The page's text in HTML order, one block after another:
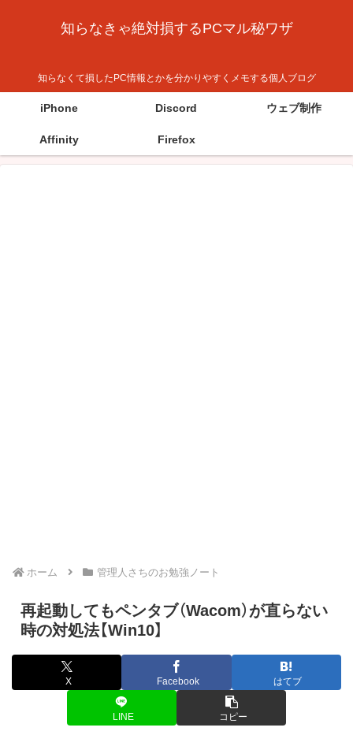
知らなきゃ絶対損するPCマル秘ワザ
知らなくて損したPC情報とかを分かりやすくメモする個人ブログ
iPhone Discord ウェブ制作
Affinity Firefox
ホーム 管理人さちのお勉強ノート
再起動してもペンタブ（Wacom）が直らない
時の対処法【Win10】
X Facebook はてブ
LINE コピー